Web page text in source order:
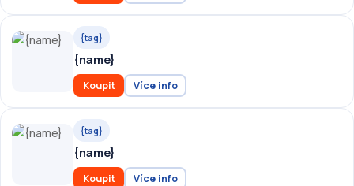
{tag}
{name}
Koupit Více info
{tag}
{name}
Koupit Více info